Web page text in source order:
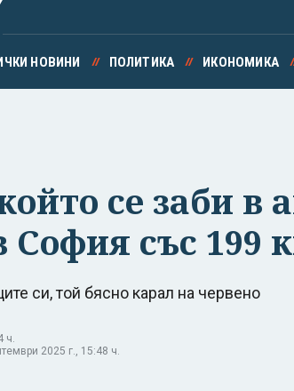
НОВИНИ ПОЛИТИКА ИКОНОМИКА
се заби в
София със 199
си, той бясно карал на червено
ч.
2025 г., 15:48 ч.